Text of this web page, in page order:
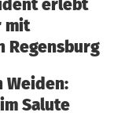
erlebt
mit
Regensburg
Weiden:
Salute